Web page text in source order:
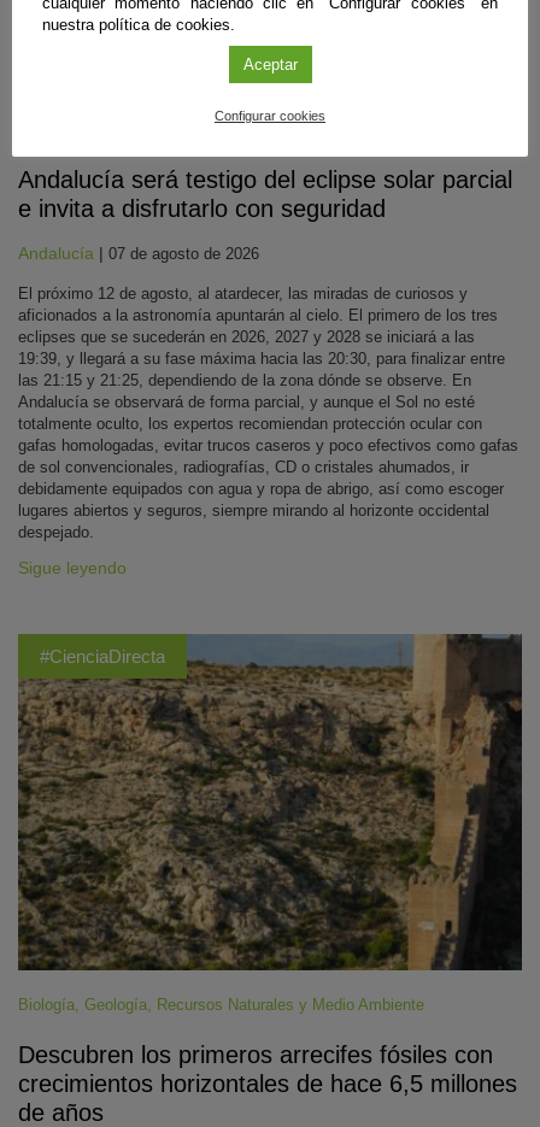
Andalucía será testigo del eclipse solar parcial
e invita a disfrutarlo con seguridad
Andalucía | 07 de agosto de 2026
El próximo 12 de agosto, al atardecer, las miradas de curiosos y
aficionados a la astronomía apuntarán al cielo. El primero de los tres
eclipses que se sucederán en 2026, 2027 y 2028 se iniciará a las
19:39, y llegará a su fase máxima hacia las 20:30, para finalizar entre
las 21:15 y 21:25, dependiendo de la zona dónde se observe. En
Andalucía se observará de forma parcial, y aunque el Sol no esté
totalmente oculto, los expertos recomiendan protección ocular con
gafas homologadas, evitar trucos caseros y poco efectivos como gafas
de sol convencionales, radiografías, CD o cristales ahumados, ir
debidamente equipados con agua y ropa de abrigo, así como escoger
lugares abiertos y seguros, siempre mirando al horizonte occidental
despejado.
Sigue leyendo
#CienciaDirecta
Biología Geología Recursos Naturales y Medio Ambiente
Descubren los primeros arrecifes fósiles con
crecimientos horizontales de hace 6,5 millones
de años
nuestra política de cookies.
Aceptar
Configurar cookies